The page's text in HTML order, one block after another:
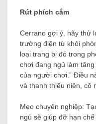
Rút phích cắm
Cerrano gợi ý, hãy thử
trường điện từ khỏi
loại trang bị đó trong
chơi đang ngủ làm
của người chơi.” Điều
và thanh thiếu niên, cô
Mẹo chuyên nghiệp:
ngủ sẽ giúp đỡ hạn